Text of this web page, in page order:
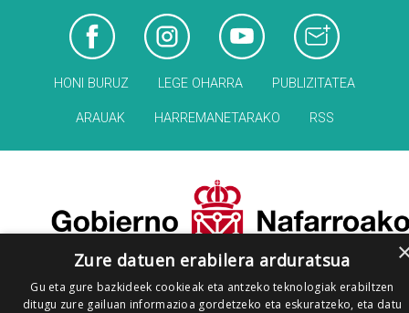
HONI BURUZ LEGE OHARRA PUBLIZITATEA
ARAUAK HARREMANETARAKO RSS
Zure datuen erabilera arduratsua
Gu eta gure bazkideek cookieak eta antzeko teknologiak erabiltzen
ditugu zure gailuan informazioa gordetzeko eta eskuratzeko, eta datu